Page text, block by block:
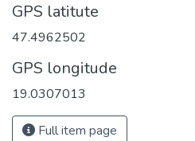
GPS latitute
47.4962502
GPS longitude
19.0307013
Full item page